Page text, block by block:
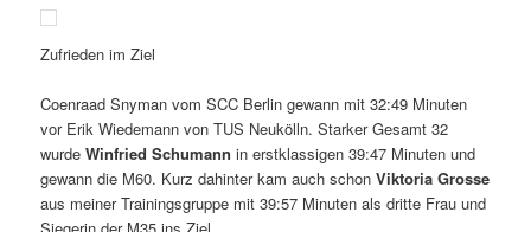
Zufrieden im Ziel
Coenraad Snyman vom SCC Berlin gewann mit 32:49 Minuten
vor Erik Wiedemann von TUS Neukölln. Starker Gesamt 32
wurdeWinfried Schumann in erstklassigen 39:47 Minuten und
gewann die M60. Kurz dahinter kam auch schonViktoria Grosse
aus meiner Trainingsgruppe mit 39:57 Minuten als dritte Frau und